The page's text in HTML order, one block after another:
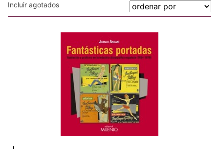
Incluir agotados